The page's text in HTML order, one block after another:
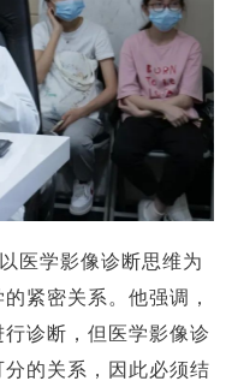
医学影像诊断思维为
紧密关系。他强调，
诊断，但医学影像诊
的关系，因此必须结